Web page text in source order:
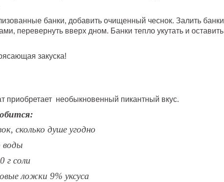
банки, добавить очищенный чеснок. Залить банки
перевернуть вверх дном. Банки тепло укутать и оставить
закуска!
необыкновенный пикантный вкус.
сколько душе угодно
воды
г соли
ложки 9% уксуса